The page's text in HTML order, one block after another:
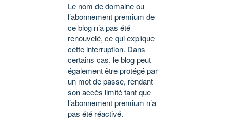
Le nom de domaine ou
l’abonnement premium de
ce blog n’a pas été
renouvelé, ce qui explique
cette interruption. Dans
certains cas, le blog peut
également être protégé par
un mot de passe, rendant
son accès limité tant que
l’abonnement premium n’a
pas été réactivé.